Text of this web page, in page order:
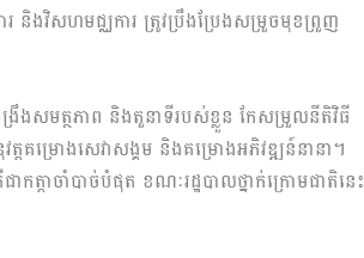
និងវិសហមជ្ឈការ ត្រូវប្រឹងប្រែងសម្រួចមុខព្រួញ
ពង្រឹងសមត្ថភាព និងតួនាទីរបស់ខ្លួន កែសម្រួលនីតិវិធី
ត្តគម្រោងសេវាសង្គម និងគម្រោងអភិវឌ្ឍន៍នានា។
កត្តាចាំបាច់បំផុត ខណៈរដ្ឋបាលថ្នាក់ក្រោមជាតិនេះ